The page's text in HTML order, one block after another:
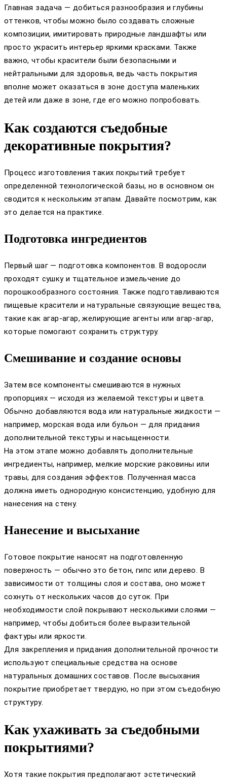
Главная задача — добиться разнообразия и глубины
оттенков, чтобы можно было создавать сложные
композиции, имитировать природные ландшафты или
просто украсить интерьер яркими красками. Также
важно, чтобы красители были безопасными и
нейтральными для здоровья, ведь часть покрытия
вполне может оказаться в зоне доступа маленьких
детей или даже в зоне, где его можно попробовать.
Как создаются съедобные
декоративные покрытия?
Процесс изготовления таких покрытий требует
определенной технологической базы, но в основном он
сводится к нескольким этапам. Давайте посмотрим, как
это делается на практике.
Подготовка ингредиентов
Первый шаг — подготовка компонентов. В водоросли
проходят сушку и тщательное измельчение до
порошкообразного состояния. Также подготавливаются
пищевые красители и натуральные связующие вещества,
такие как агар-агар, желирующие агенты или агар-агар,
которые помогают сохранить структуру.
Смешивание и создание основы
Затем все компоненты смешиваются в нужных
пропорциях — исходя из желаемой текстуры и цвета.
Обычно добавляются вода или натуральные жидкости —
например, морская вода или бульон — для придания
дополнительной текстуры и насыщенности.
На этом этапе можно добавлять дополнительные
ингредиенты, например, мелкие морские раковины или
травы, для создания эффектов. Полученная масса
должна иметь однородную консистенцию, удобную для
нанесения на стену.
Нанесение и высыхание
Готовое покрытие наносят на подготовленную
поверхность — обычно это бетон, гипс или дерево. В
зависимости от толщины слоя и состава, оно может
сохнуть от нескольких часов до суток. При
необходимости слой покрывают несколькими слоями —
например, чтобы добиться более выразительной
фактуры или яркости.
Для закрепления и придания дополнительной прочности
используют специальные средства на основе
натуральных домашних составов. После высыхания
покрытие приобретает твердую, но при этом съедобную
структуру.
Как ухаживать за съедобными
покрытиями?
Хотя такие покрытия предполагают эстетический